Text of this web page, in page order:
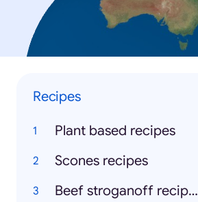
Recipes
Plant based recipes
Scones recipes
Beef stroganoff recipes